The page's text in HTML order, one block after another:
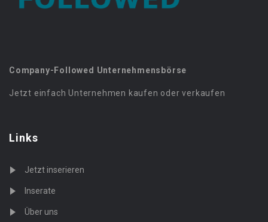
Company-Followed Unternehmensbörse
Jetzt einfach Unternehmen kaufen oder verkaufen
Links
Jetzt inserieren
Inserate
Über uns